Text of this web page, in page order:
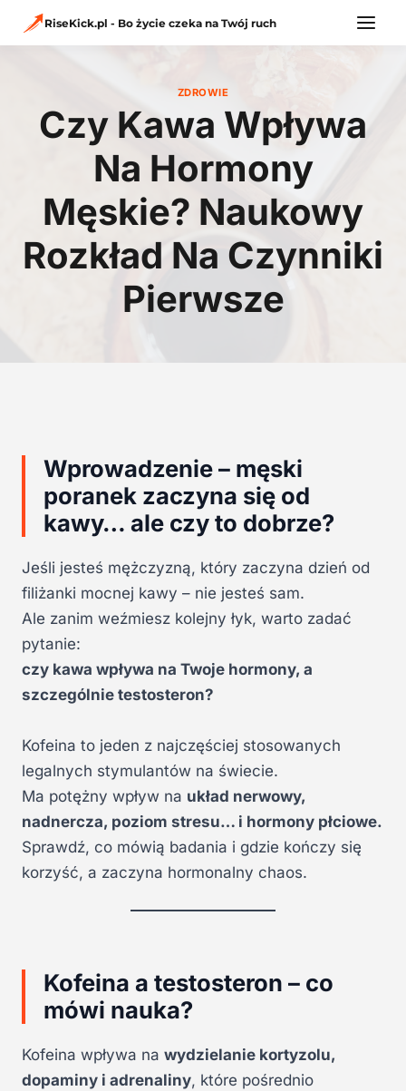
RiseKick.pl - Bo życie czeka na Twój ruch
ZDROWIE
Czy Kawa Wpływa
Na Hormony
Męskie? Naukowy
Rozkład Na Czynniki
Pierwsze
Wprowadzenie – męski
poranek zaczyna się od
kawy… ale czy to dobrze?
Jeśli jesteś mężczyzną, który zaczyna dzień od
filiżanki mocnej kawy – nie jesteś sam.
Ale zanim weźmiesz kolejny łyk, warto zadać
pytanie:
czy kawa wpływa na Twoje hormony, a
szczególnie testosteron?
Kofeina to jeden z najczęściej stosowanych
legalnych stymulantów na świecie.
Ma potężny wpływ na układ nerwowy,
nadnercza, poziom stresu… i hormony płciowe.
Sprawdź, co mówią badania i gdzie kończy się
korzyść, a zaczyna hormonalny chaos.
Kofeina a testosteron – co
mówi nauka?
Kofeina wpływa na wydzielanie kortyzolu,
dopaminy i adrenaliny, które pośrednio